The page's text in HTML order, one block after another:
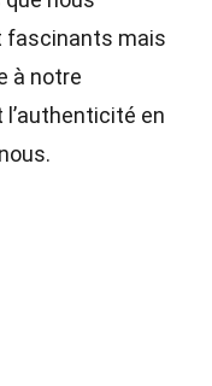
fascinants mais
à notre
en